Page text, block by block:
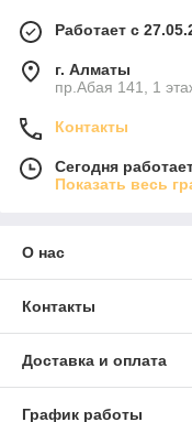
Работает с
г. Алматы
пр.Абая 141, 1
Контакты
Сегодня
Показать весь
О нас
Контакты
Доставка и оплата
График работы